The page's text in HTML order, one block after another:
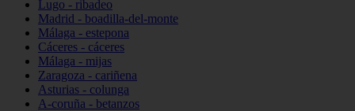
Lugo - ribadeo
Madrid - boadilla-del-monte
Málaga - estepona
Cáceres - cáceres
Málaga - mijas
Zaragoza - cariñena
Asturias - colunga
A-coruña - betanzos